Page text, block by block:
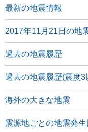
最新の地震情報
2017年11月21日の地
過去の地震履歴
過去の地震履歴(震度3
海外の大きな地震
震源地ごとの地震発生